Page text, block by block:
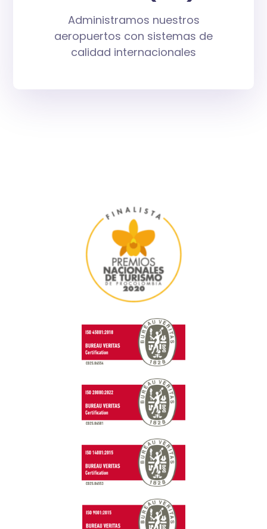
Administramos nuestros
aeropuertos con sistemas de
calidad internacionales